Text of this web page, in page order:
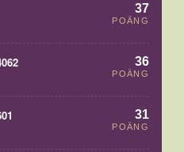
37
POÄNG
36
POÄNG
31
POÄNG